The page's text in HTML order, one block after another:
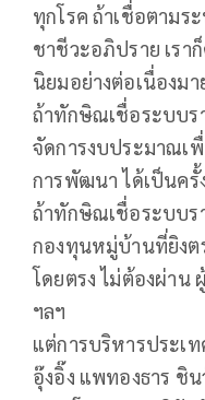
ทุกโรค ถ้าเชื่อตามร
ชาชีวะอภิปราย เรา
นิยมอย่างต่อเนื่องม
ถ้าทักษิณเชื่อระบบร
จัดการงบประมาณเ
การพัฒนา ได้เป็นครั้
ถ้าทักษิณเชื่อระบบรา
กองทุนหมู่บ้านที่ยิงต
โดยตรง ไม่ต้องผ่าน
ฯลฯ
แต่การบริหารประเ
อุ๊งอิ๊ง แพทองธาร ชิ